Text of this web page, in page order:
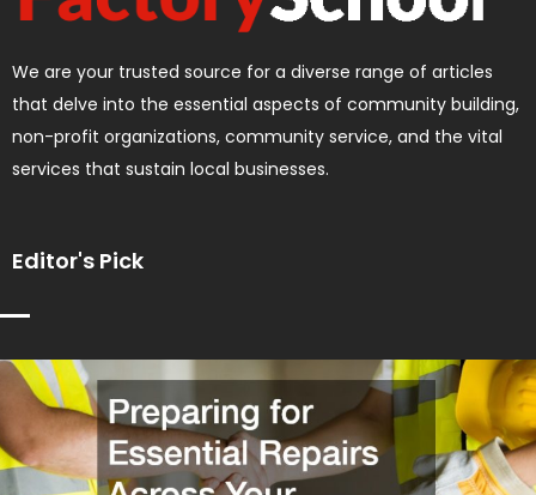
We are your trusted source for a diverse range of articles
that delve into the essential aspects of community building,
non-profit organizations, community service, and the vital
services that sustain local businesses.
Editor's Pick